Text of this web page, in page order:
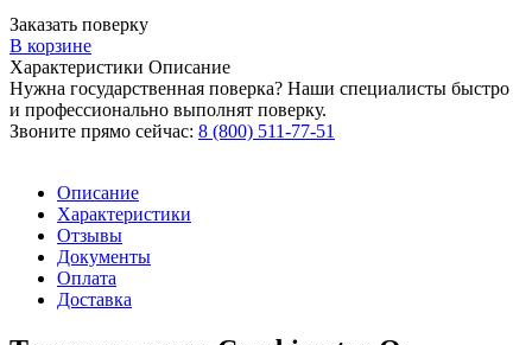
Заказать поверку
В корзине
Характеристики Описание
Нужна государственная поверка? Наши специалисты быстро
и профессионально выполнят поверку.
Звоните прямо сейчас: 8 (800) 511-77-51
Описание
Характеристики
Отзывы
Документы
Оплата
Доставка